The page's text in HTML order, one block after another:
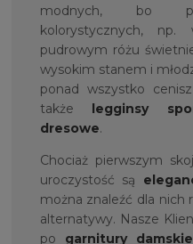
modnych, bo
kolorystycznych,
pudrowym różu
wysokim stanem i
ponad wszystko
także
legginsy
dresowe.
Chociaż pierwszym
uroczystość są
można znaleźć dla
alternatywy. Nasze
po garnitury damskie